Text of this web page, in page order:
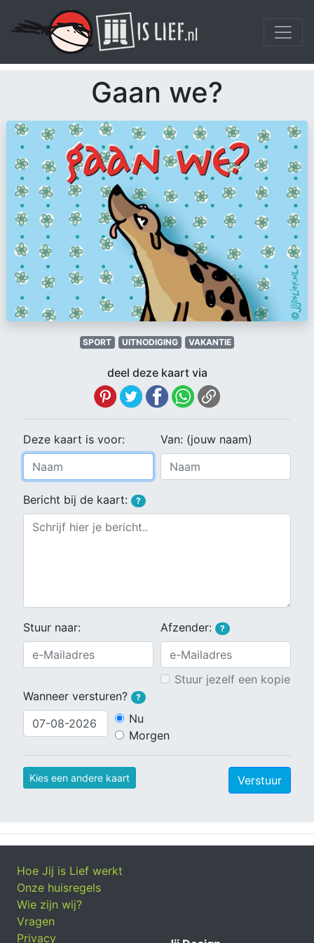
Gaan we?
SPORT UITNODIGING VAKANTIE
deel deze kaart via
Deze kaart is voor: Van: (jouw naam)
Bericht bij de kaart: ?
Stuur naar: Afzender: ?
Stuur jezelf een kopie
Wanneer versturen?
?
Nu
Morgen
Kies een andere kaart Verstuur
Hoe Jij is Lief werkt
Onze huisregels
Wie zijn wij?
Vragen
Privacy